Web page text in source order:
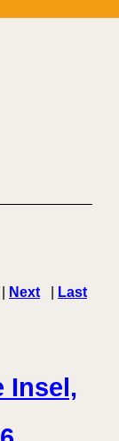
Next Last
Insel,